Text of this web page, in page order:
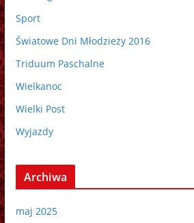
Sport
Światowe Dni Młodzieży 2016
Triduum Paschalne
Wielkanoc
Wielki Post
Wyjazdy
Archiwa
maj 2025